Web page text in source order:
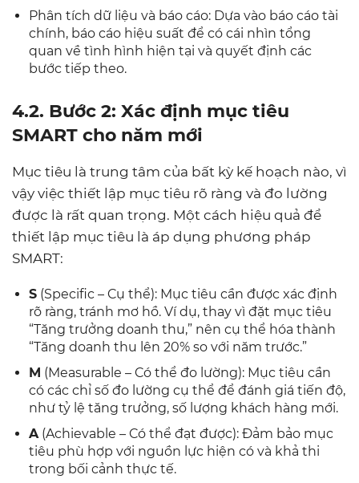
Phân tích dữ liệu và báo cáo: Dựa vào báo cáo tài
chính, báo cáo hiệu suất để có cái nhìn tổng
quan về tình hình hiện tại và quyết định các
bước tiếp theo.
4.2. Bước 2: Xác định mục tiêu
SMART cho năm mới
Mục tiêu là trung tâm của bất kỳ kế hoạch nào, vì
vậy việc thiết lập mục tiêu rõ ràng và đo lường
được là rất quan trọng. Một cách hiệu quả để
thiết lập mục tiêu là áp dụng phương pháp
SMART:
S (Specific – Cụ thể): Mục tiêu cần được xác định
rõ ràng, tránh mơ hồ. Ví dụ, thay vì đặt mục tiêu
“Tăng trưởng doanh thu,” nên cụ thể hóa thành
“Tăng doanh thu lên 20% so với năm trước.”
M (Measurable – Có thể đo lường): Mục tiêu cần
có các chỉ số đo lường cụ thể để đánh giá tiến độ,
như tỷ lệ tăng trưởng, số lượng khách hàng mới.
A (Achievable – Có thể đạt được): Đảm bảo mục
tiêu phù hợp với nguồn lực hiện có và khả thi
trong bối cảnh thực tế.